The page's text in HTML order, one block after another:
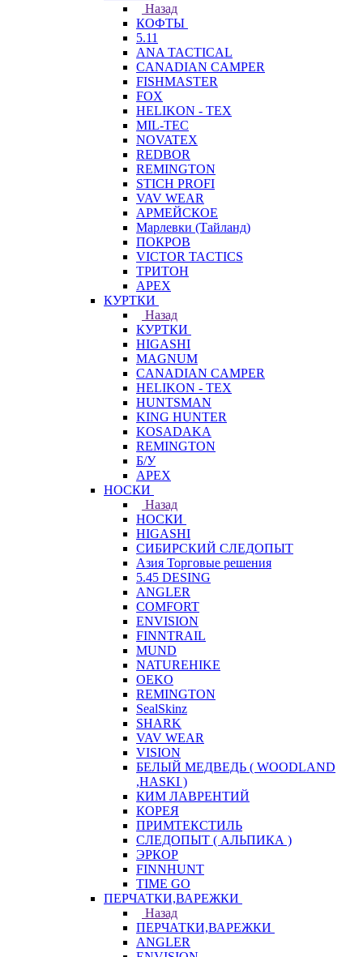
Назад
КОФТЫ
5.11
ANA TACTICAL
CANADIAN CAMPER
FISHMASTER
FOX
HELIKON - TEX
MIL-TEC
NOVATEX
REDBOR
REMINGTON
STICH PROFI
VAV WEAR
АРМЕЙСКОЕ
Марлевки (Тайланд)
ПОКРОВ
VICTOR TACTICS
ТРИТОН
APEX
КУРТКИ
Назад
КУРТКИ
HIGASHI
MAGNUM
CANADIAN CAMPER
HELIKON - TEX
HUNTSMAN
KING HUNTER
KOSADAKA
REMINGTON
Б/У
APEX
НОСКИ
Назад
НОСКИ
HIGASHI
СИБИРСКИЙ СЛЕДОПЫТ
Азия Торговые решения
5.45 DESING
ANGLER
COMFORT
ENVISION
FINNTRAIL
MUND
NATUREHIKE
OEKO
REMINGTON
SealSkinz
SHARK
VAV WEAR
VISION
БЕЛЫЙ МЕДВЕДЬ ( WOODLAND
,HASKI )
КИМ ЛАВРЕНТИЙ
КОРЕЯ
ПРИМТЕКСТИЛЬ
СЛЕДОПЫТ ( АЛЬПИКА )
ЭРКОР
FINNHUNT
TIME GO
ПЕРЧАТКИ,ВАРЕЖКИ
Назад
ПЕРЧАТКИ,ВАРЕЖКИ
ANGLER